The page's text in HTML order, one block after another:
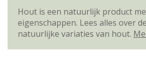
Hout is een natuurlijk product
eigenschappen. Lees alles over
natuurlijke variaties van hout.